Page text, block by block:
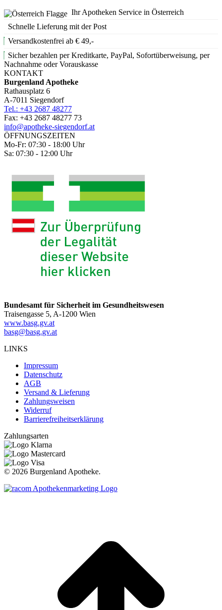
Ihr Apotheken Service in Österreich
Schnelle Lieferung mit der Post
Versandkostenfrei ab € 49,-
Sicher bezahlen per Kreditkarte, PayPal, Sofortüberweisung, per
Nachnahme oder Vorauskasse
KONTAKT
Burgenland Apotheke
Rathausplatz 6
A-7011 Siegendorf
Tel.: +43 2687 48277
Fax: +43 2687 48277 73
info@apotheke-siegendorf.at
ÖFFNUNGSZEITEN
Mo-Fr: 07:30 - 18:00 Uhr
Sa: 07:30 - 12:00 Uhr
Bundesamt für Sicherheit im Gesundheitswesen
Traisengasse 5, A-1200 Wien
www.basg.gv.at
basg@basg.gv.at
LINKS
Impressum
Datenschutz
AGB
Versand & Lieferung
Zahlungsweisen
Widerruf
Barrierefreiheitserklärung
Zahlungsarten
© 2026 Burgenland Apotheke.